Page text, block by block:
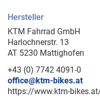
Hersteller
KTM Fahrrad GmbH
Harlochnerstr. 13
AT 5230 Mattighofen
+43 (0) 7742 4091-0
office@ktm-bikes.at
https://www.ktm-